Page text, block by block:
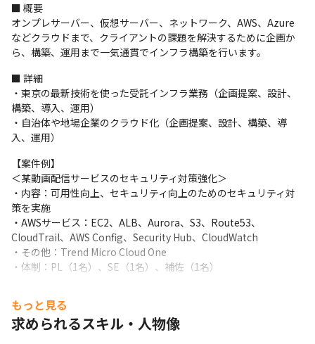
■ 概要
オンプレサーバー、仮想サーバー、ネットワーク、AWS、Azure
などクラウドまで、クライアントの課題を解決するために企画か
ら、構築、運用まで一気通貫でインフラ構築を行います。
■ 詳細
・東京の最新技術を使った受託インフラ業務（企画提案、設計、
構築、導入、運用）
・自治体や地場企業のクラウド化（企画提案、設計、構築、導
入、運用）
【案件例】
＜某動画配信サービスのセキュリティ対策強化＞
・内容：可用性向上、セキュリティ向上のためのセキュリティ対
策を実施
・AWSサービス：EC2、ALB、Aurora、S3、Route53、
CloudTrail、AWS Config、Security Hub、CloudWatch
・その他：Trend Micro Cloud One
・体制：PL（1名）、SE（1名）、補佐（1名）
・内容：ガス検針システムのインフラ構築を実施
・AWSサービス：EC2、ALB、RDS、S3、Route53、
もっと見る
求められるスキル・人物像